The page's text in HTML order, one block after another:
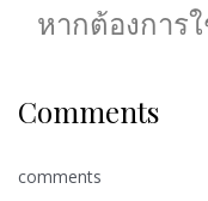
หากต้องการ
Comments
comments